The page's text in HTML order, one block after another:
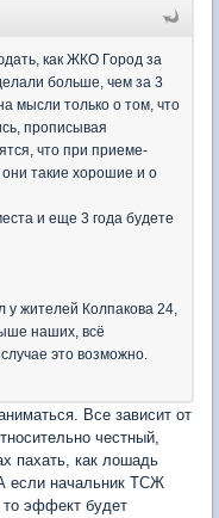
как ЖКО Город за
больше, чем за 3
мысли только о том, что
прописывая
что при приеме-
они такие хорошие и о
и еще 3 года будете
жителей Колпакова 24,
наших, всё
это возможно.
Все зависит от
честный,
пахать, как лошадь
А если начальник ТСЖ
то эффект будет